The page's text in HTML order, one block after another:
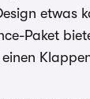
etwas
Paket